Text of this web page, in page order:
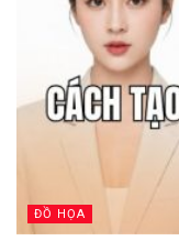
ĐỒ HỌA